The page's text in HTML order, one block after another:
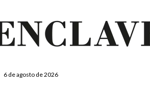
6 de agosto de 2026